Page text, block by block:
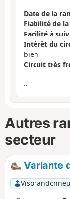
Date de la
Fiabilité de
Facilité à
Intérêt du
bien
Circuit très
..
Autres
secteur
Variante